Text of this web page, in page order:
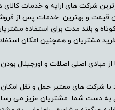
شرکت های ارایه و خدمات
قیمت و بهترین خدمات پس از
و بلند مدت برای استفاده
مشتریان و همچنین امکان استفاده
مبادی اصلی اصلات و اورجینال بودن
با شرکت های معتبر حمل و نقل
به دست شما مشتریان عزیز می